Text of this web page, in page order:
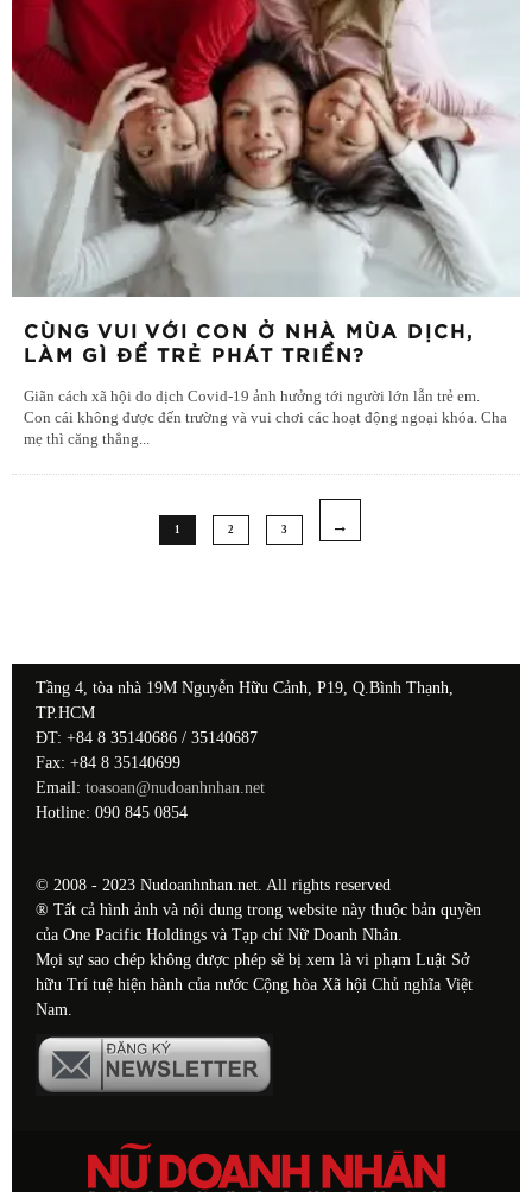
CÙNG VUI VỚI CON Ở NHÀ MÙA DỊCH,
LÀM GÌ ĐỂ TRẺ PHÁT TRIỂN?
Giãn cách xã hội do dịch Covid-19 ảnh hưởng tới người lớn lẫn trẻ em.
Con cái không được đến trường và vui chơi các hoạt động ngoại khóa. Cha
mẹ thì căng thẳng
1 2 3
Tầng 4, tòa nhà 19M Nguyễn Hữu Cảnh, P19, Q.Bình Thạnh,
TP.HCM
ĐT: +84 8 35140686 / 35140687
Fax: +84 8 35140699
Email: toasoan@nudoanhnhan.net
Hotline: 090 845 0854
© 2008 - 2023 Nudoanhnhan.net. All rights reserved
® Tất cả hình ảnh và nội dung trong website này thuộc bản quyền
của One Pacific Holdings và Tạp chí Nữ Doanh Nhân.
Mọi sự sao chép không được phép sẽ bị xem là vi phạm Luật Sở
hữu Trí tuệ hiện hành của nước Cộng hòa Xã hội Chủ nghĩa Việt
Nam.